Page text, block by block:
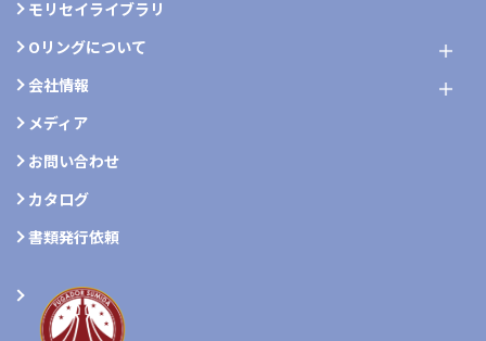
モリセイライブラリ
Oリングについて
会社情報
メディア
お問い合わせ
カタログ
書類発行依頼